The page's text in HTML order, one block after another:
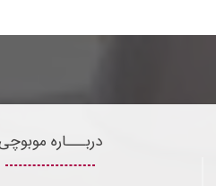
دربـــاره